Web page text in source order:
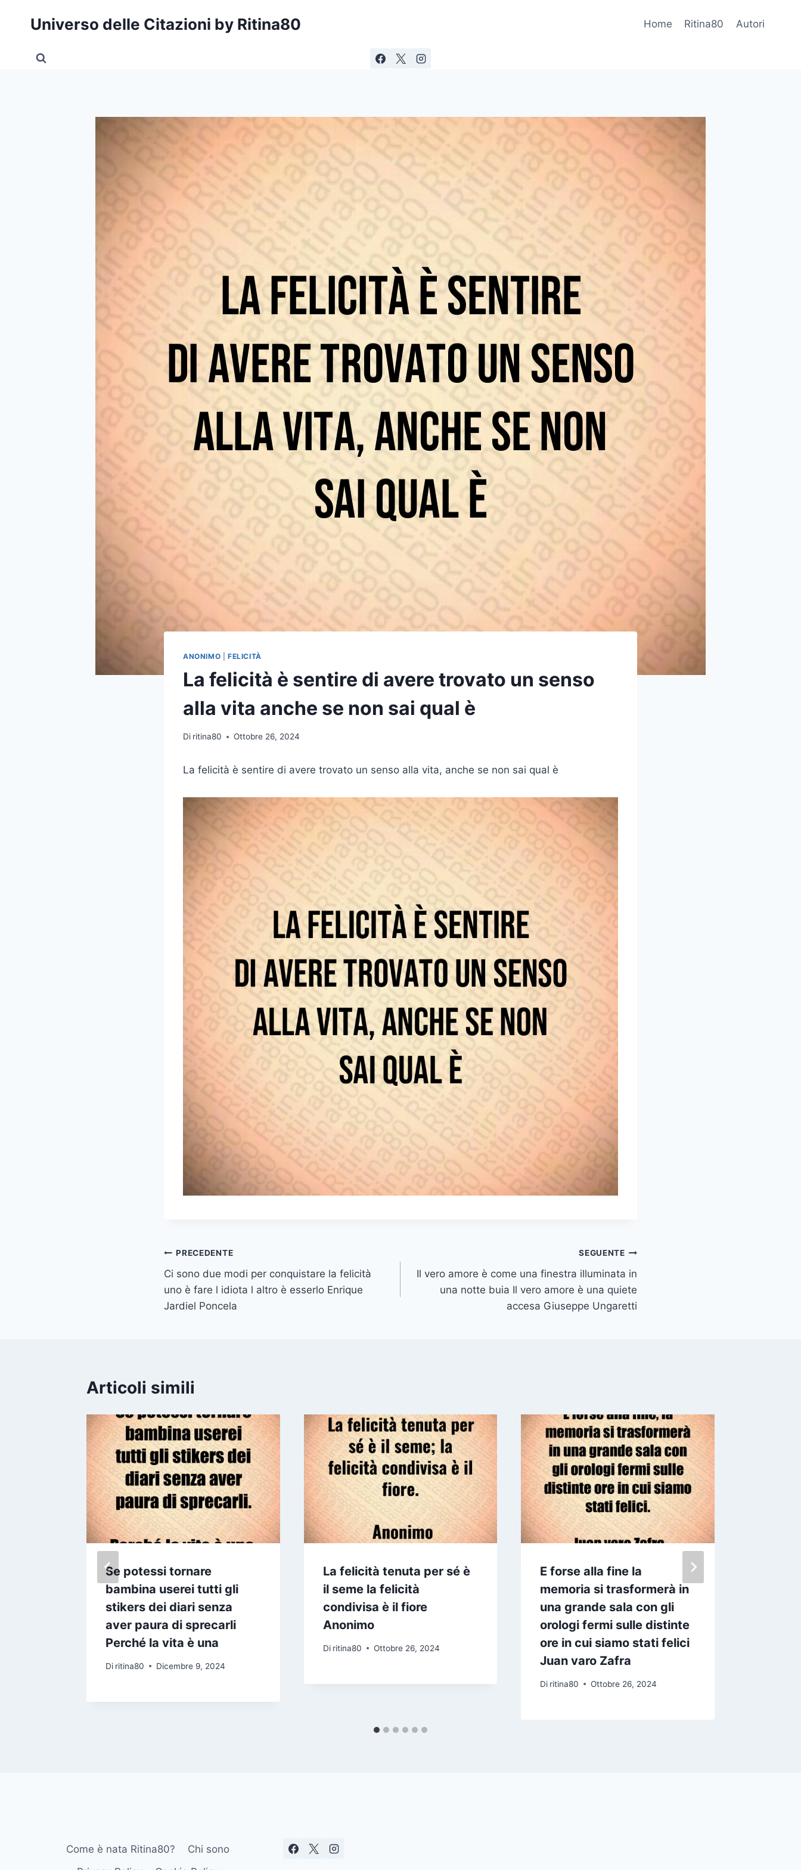
Universo delle Citazioni by Ritina80 Home Ritina80 Autori
ANONIMO FELICITÀ
La felicità è sentire di avere trovato un senso
alla vita anche se non sai qual è
Di ritina80 Ottobre 26, 2024
La felicità è sentire di avere trovato un senso alla vita, anche se non sai qual è
Navigazione
articoli
PRECEDENTE
Ci sono due modi per conquistare la felicità
uno è fare l idiota l altro è esserlo Enrique
Jardiel Poncela
SEGUENTE
Il vero amore è come una finestra illuminata in
una notte buia Il vero amore è una quiete
accesa Giuseppe Ungaretti
Articoli simili
Se potessi tornare
bambina userei tutti gli
stikers dei diari senza
aver paura di sprecarli
Perché la vita è una
Di ritina80 Dicembre 9, 2024
La felicità tenuta per sé è
il seme la felicità
condivisa è il fiore
Anonimo
Di ritina80 Ottobre 26, 2024
E forse alla fine la
memoria si trasformerà in
una grande sala con gli
orologi fermi sulle distinte
ore in cui siamo stati felici
Juan varo Zafra
Di ritina80 Ottobre 26, 2024
Come è nata Ritina80?
Chi sono